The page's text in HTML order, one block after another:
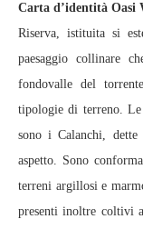
Carta d’identità Oasi
Riserva, istituita si
paesaggio collinare
fondovalle del
tipologie di terreno. Le
sono i Calanchi, dette
aspetto. Sono
terreni argillosi e
presenti inoltre coltivi